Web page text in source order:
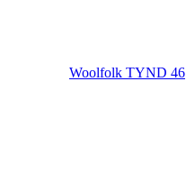
Woolfolk TYND 46